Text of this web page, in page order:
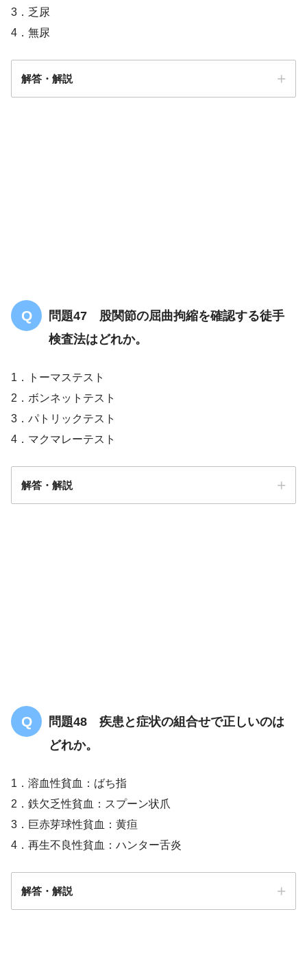
3．乏尿
4．無尿
解答・解説
問題47 股関節の屈曲拘縮を確認する徒手
検査法はどれか。
1．トーマステスト
2．ボンネットテスト
3．パトリックテスト
4．マクマレーテスト
解答・解説
問題48 疾患と症状の組合せで正しいのは
どれか。
1．溶血性貧血：ばち指
2．鉄欠乏性貧血：スプーン状爪
3．巨赤芽球性貧血：黄疸
4．再生不良性貧血：ハンター舌炎
解答・解説